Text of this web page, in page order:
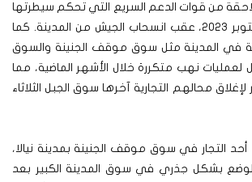
من قوات الدعم السريع التي تحكم سيطرتها
على المدينة منذ أكتوبر 2023، عقب انسحاب الجيش من المدينة. كما
في المدينة مثل سوق موقف الجنينة والسوق
نهب متكررة خلال الأشهر الماضية، مما
محالهم التجارية آخرها سوق الجبل الثلاثاء
التجار في سوق موقف الجنينة بمدينة نيالا،
الوضع بشكل جذري في سوق المدينة الكبير بعد